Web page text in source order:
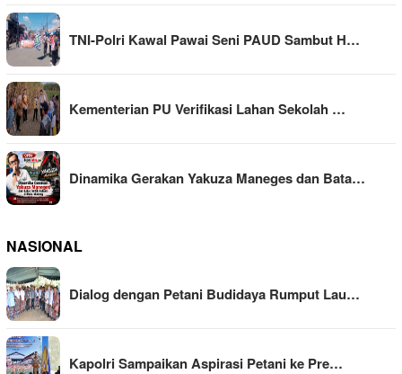
TNI-Polri Kawal Pawai Seni PAUD Sambut H…
Kementerian PU Verifikasi Lahan Sekolah …
Dinamika Gerakan Yakuza Maneges dan Bata…
NASIONAL
Dialog dengan Petani Budidaya Rumput Lau…
Kapolri Sampaikan Aspirasi Petani ke Pre…